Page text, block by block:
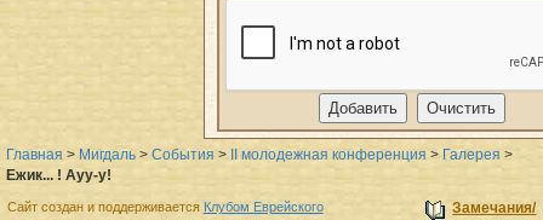
Главная > Мигдаль > События > II молодежная конференция > Галерея >
Ежик... ! Ауу-у!
Замечания/
Сайт создан и поддерживается Клубом Еврейского